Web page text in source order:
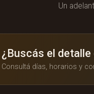
Un
¿Buscás el
Consultá días, horarios y